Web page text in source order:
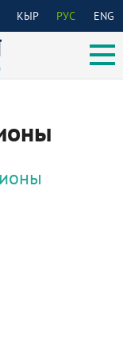
КЫР РУС ENG